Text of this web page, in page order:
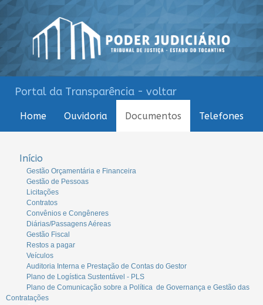
Portal da Transparência - voltar
Home Ouvidoria Documentos Telefones
Início
Gestão Orçamentária e Financeira
Gestão de Pessoas
Licitações
Contratos
Convênios e Congêneres
Diárias/Passagens Aéreas
Gestão Fiscal
Restos a pagar
Veículos
Auditoria Interna e Prestação de Contas do Gestor
Plano de Logística Sustentável - PLS
Plano de Comunicação sobre a Política de Governança e Gestão das
Contratações